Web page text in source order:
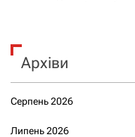
Архіви
Серпень 2026
Липень 2026